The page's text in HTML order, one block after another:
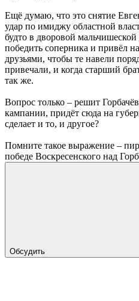
Ещё думаю, что это снятие
удар по имиджу областной
будто в дворовой
победить соперника и привёл
друзьями, чтобы те навели
привечали, и когда старший
так же.
Вопрос только – решит
кампании, придёт сюда на
сделает и то, и другое?
Помните такое выражение –
победе Воскресенского над
Обсудить